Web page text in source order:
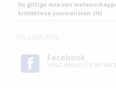
De giftige mix van
kritiekloze journalisten (H)
Facebook